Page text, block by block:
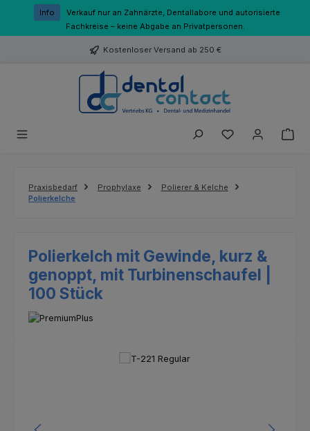
Zum Hauptinhalt springen
Info
Verkauf nur an Zahnärzte, Dentallabore und autorisierte
Fachkreise – keine Abgabe an Privatpersonen.
Kostenloser Versand ab 250 €
Du hast 0
Praxisbedarf Prophylaxe
Polierer & Kelche
Polierkelche
Polierkelch mit Gewinde, kurz &
genoppt, mit Turbinenschaufel |
100 Stück
Bildergalerie überspringen